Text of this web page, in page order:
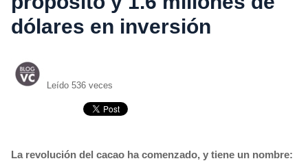
dólares en inversión
Leído 536 veces
La revolución del cacao ha comenzado, y tiene un nombre: